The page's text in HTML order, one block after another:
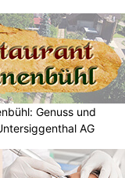
Genuss und
AG